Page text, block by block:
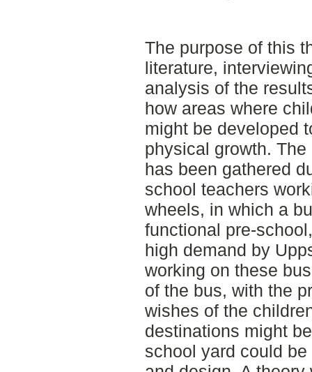
The purpose of this
literature,
analysis of the
how areas where
might be developed
physical growth.
has been gathered
school teachers
wheels, in which a
functional pre-
high demand by
working on these
of the bus, with the
wishes of the
destinations might
school yard could